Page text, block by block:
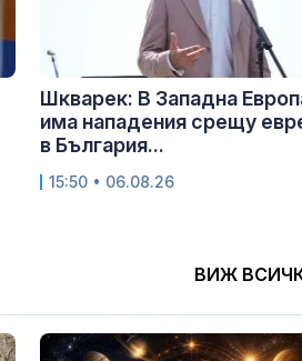
Шкварек: В Западна
има нападения срещу
в България...
15:50 • 06.08.26
ВИЖ